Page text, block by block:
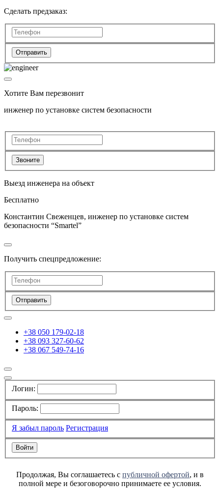
Сделать предзаказ:
Отправить
Хотите Вам перезвонит
инженер по установке систем безопасности
Звоните
Выезд инженера на объект
Бесплатно
Константин Свеженцев, инженер по установке систем
безопасности “Smartel”
Получить спецпредложение:
Отправить
+38 050 179-02-18
+38 093 327-60-62
+38 067 549-74-16
Логин:
Пароль:
Я забыл пароль Регистрация
Продолжая, Вы соглашаетесь с публичной офертой, и в
полной мере и безоговорочно принимаете ее условия.